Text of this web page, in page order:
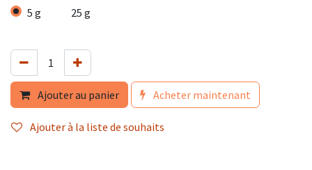
5 g 25 g
Ajouter au panier Acheter maintenant
Ajouter à la liste de souhaits